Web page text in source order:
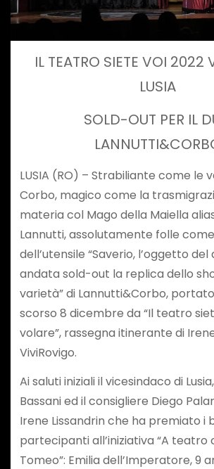
IL TEATRO SIETE VOI 2022
LUSIA
SOLD-OUT PER IL
LUSIA (RO) – Strabiliante come le
Corbo, magico come la
materia col Mago della Maiella
Lannutti, assolutamente folle
dell’utensile “Saverio, l’oggetto del
andata sold-out la replica dello
varietà” di Lannutti&Corbo, portato
scorso 8 dicembre da “Il teatro
volare”, rassegna itinerante di
ViviRovigo.
Ai saluti iniziali il vicesindaco di
Bassani ed il consigliere Diego
Irene Lissandrin che ha premiato i
partecipanti all’iniziativa “A teatro
Tomeo”: Emilia dell’Imperatore, 9